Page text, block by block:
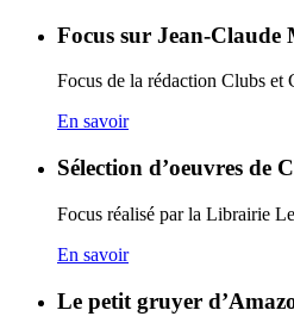
Focus sur Jean-Claude
Focus de la rédaction Clubs et
En savoir
Sélection d’oeuvres de
Focus réalisé par la Librairie
En savoir
Le petit gruyer